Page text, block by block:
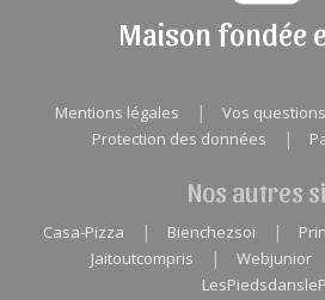
Maison fondée
Mentions légales | Vos questions
Protection des données |
Nos autres
Casa-Pizza | Bienchezsoi |
Jaitoutcompris | Webjunior